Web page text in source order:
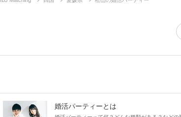
婚活パーティーとは